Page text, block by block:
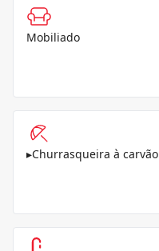
Mobiliado
▸Churrasqueira à carvão